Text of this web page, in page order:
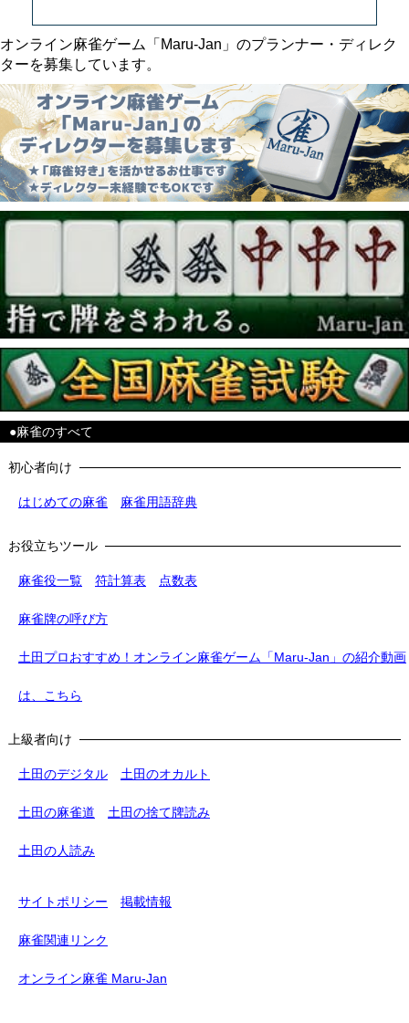
オンライン麻雀ゲーム「Maru-Jan」のプランナー・ディレク
ターを募集しています。
●麻雀のすべて
初心者向け
はじめての麻雀 麻雀用語辞典
お役立ちツール
麻雀役一覧 符計算表 点数表
麻雀牌の呼び方
土田プロおすすめ！オンライン麻雀ゲーム「Maru-Jan」の紹介動画
は、こちら
上級者向け
土田のデジタル 土田のオカルト
土田の麻雀道 土田の捨て牌読み
土田の人読み
サイトポリシー 掲載情報
麻雀関連リンク
オンライン麻雀 Maru-Jan